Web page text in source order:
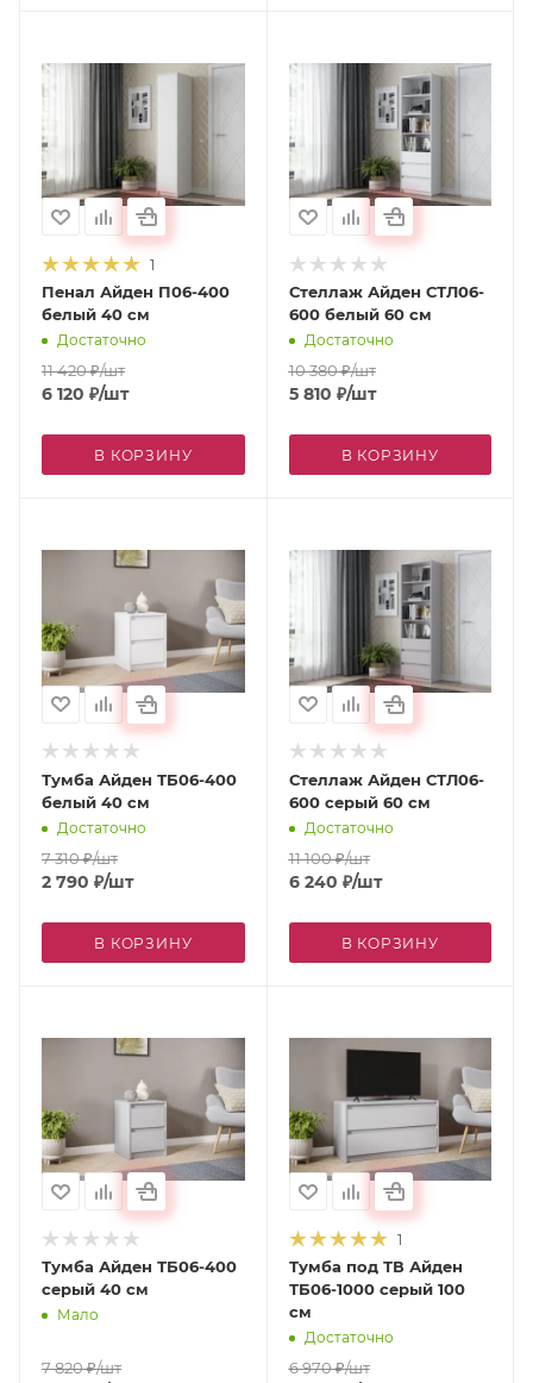
1
Пенал Айден П06-400
белый 40 см
Достаточно
11 420₽/шт
6 120 ₽/шт
В КОРЗИНУ
Стеллаж Айден СТЛ06-
600 белый 60 см
Достаточно
10 380₽/шт
5 810 ₽/шт
В КОРЗИНУ
Тумба Айден ТБ06-400
белый 40 см
Достаточно
7 310₽/шт
2 790 ₽/шт
В КОРЗИНУ
Стеллаж Айден СТЛ06-
600 серый 60 см
Достаточно
11 100₽/шт
6 240 ₽/шт
В КОРЗИНУ
Тумба Айден ТБ06-400
серый 40 см
Мало
7 820₽/шт
1
Тумба под ТВ Айден
ТБ06-1000 серый 100
см
Достаточно
6 970₽/шт